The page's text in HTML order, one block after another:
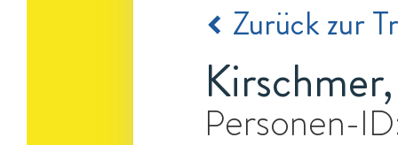
Zurück zur
Personen-